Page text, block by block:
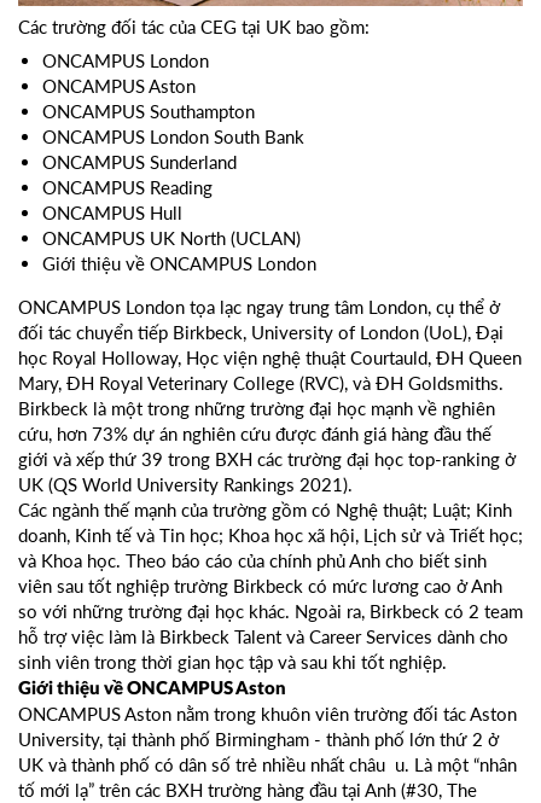
Các trường đối tác của CEG tại UK bao gồm:
ONCAMPUS London
ONCAMPUS Aston
ONCAMPUS Southampton
ONCAMPUS London South Bank
ONCAMPUS Sunderland
ONCAMPUS Reading
ONCAMPUS Hull
ONCAMPUS UK North (UCLAN)
Giới thiệu về ONCAMPUS London
ONCAMPUS London tọa lạc ngay trung tâm London, cụ thể ở
đối tác chuyển tiếp Birkbeck, University of London (UoL), Đại
học Royal Holloway, Học viện nghệ thuật Courtauld, ĐH Queen
Mary, ĐH Royal Veterinary College (RVC), và ĐH Goldsmiths.
Birkbeck là một trong những trường đại học mạnh về nghiên
cứu, hơn 73% dự án nghiên cứu được đánh giá hàng đầu thế
giới và xếp thứ 39 trong BXH các trường đại học top-ranking ở
UK (QS World University Rankings 2021).
Các ngành thế mạnh của trường gồm có Nghệ thuật; Luật; Kinh
doanh, Kinh tế và Tin học; Khoa học xã hội, Lịch sử và Triết học;
và Khoa học. Theo báo cáo của chính phủ Anh cho biết sinh
viên sau tốt nghiệp trường Birkbeck có mức lương cao ở Anh
so với những trường đại học khác. Ngoài ra, Birkbeck có 2 team
hỗ trợ việc làm là Birkbeck Talent và Career Services dành cho
sinh viên trong thời gian học tập và sau khi tốt nghiệp.
Giới thiệu về ONCAMPUS Aston
ONCAMPUS Aston nằm trong khuôn viên trường đối tác Aston
University, tại thành phố Birmingham - thành phố lớn thứ 2 ở
UK và thành phố có dân số trẻ nhiều nhất châu u. Là một “nhân
tố mới lạ” trên các BXH trường hàng đầu tại Anh (#30, The